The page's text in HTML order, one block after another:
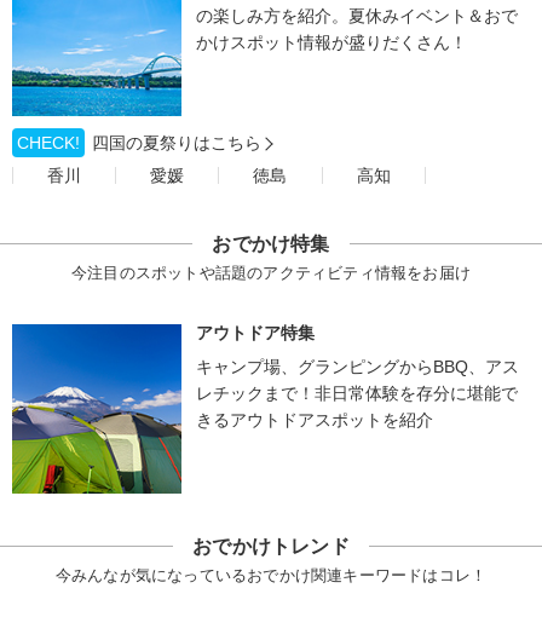
の楽しみ方を紹介。夏休みイベント＆おで
かけスポット情報が盛りだくさん！
CHECK!
四国の夏祭りはこちら
香川
愛媛 徳島 高知
おでかけ特集
今注目のスポットや話題のアクティビティ情報をお届け
アウトドア特集
キャンプ場、グランピングからBBQ、アス
レチックまで！非日常体験を存分に堪能で
きるアウトドアスポットを紹介
おでかけトレンド
今みんなが気になっているおでかけ関連キーワードはコレ！